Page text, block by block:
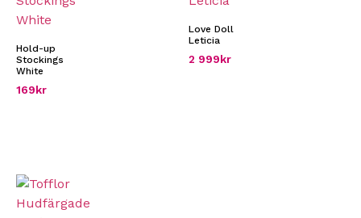
Hold-up
Stockings
White
169kr
Love Doll
Leticia
2 999kr